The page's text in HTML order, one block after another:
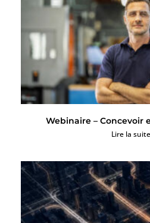
Webinaire – Concevoir
Lire la